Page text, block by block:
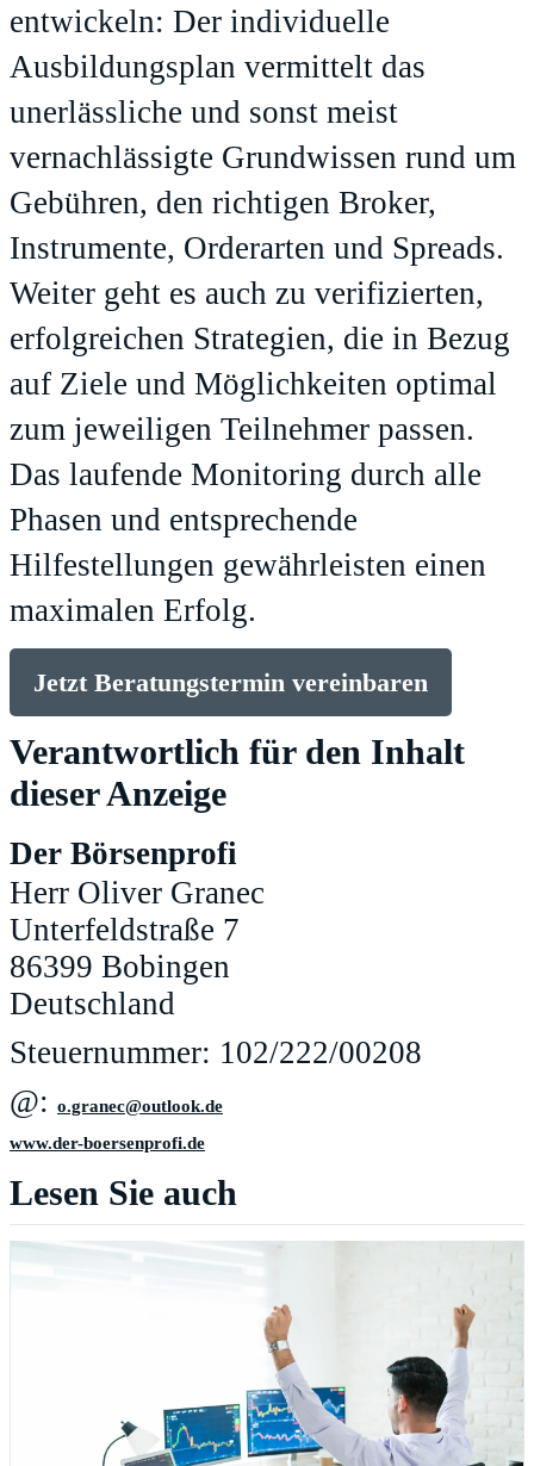
entwickeln: Der individuelle
Ausbildungsplan vermittelt das
unerlässliche und sonst meist
vernachlässigte Grundwissen rund um
Gebühren, den richtigen Broker,
Instrumente, Orderarten und Spreads.
Weiter geht es auch zu verifizierten,
erfolgreichen Strategien, die in Bezug
auf Ziele und Möglichkeiten optimal
zum jeweiligen Teilnehmer passen.
Das laufende Monitoring durch alle
Phasen und entsprechende
Hilfestellungen gewährleisten einen
maximalen Erfolg.
Jetzt Beratungstermin vereinbaren
Verantwortlich für den Inhalt
dieser Anzeige
Der Börsenprofi
Herr Oliver Granec
Unterfeldstraße 7
86399 Bobingen
Deutschland
Steuernummer: 102/222/00208
@: ed.kooltuo@cenarg.o
www.der-boersenprofi.de
Lesen Sie auch